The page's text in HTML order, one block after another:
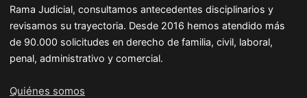
Rama Judicial, consultamos antecedentes disciplinarios y
revisamos su trayectoria. Desde 2016 hemos atendido más
de 90.000 solicitudes en derecho de familia, civil, laboral,
penal, administrativo y comercial.
Quiénes somos